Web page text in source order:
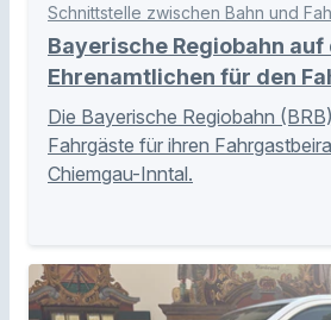
Schnittstelle zwischen Bahn und
Bayerische Regiobahn auf
Ehrenamtlichen für den
Die Bayerische Regiobahn
Fahrgäste für ihren
Chiemgau-Inntal.